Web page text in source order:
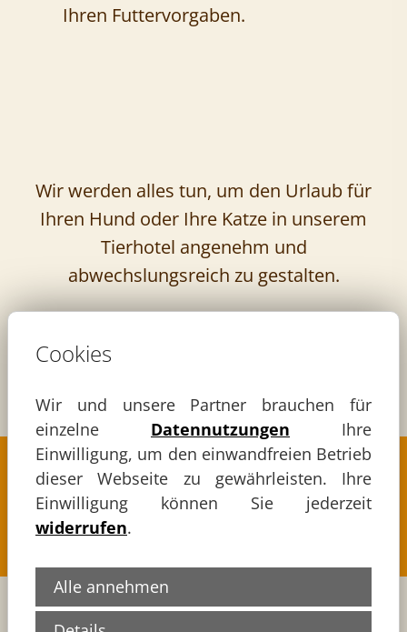
Ihren Futtervorgaben.
Wir werden alles tun, um den Urlaub für
Ihren Hund oder Ihre Katze in unserem
Tierhotel angenehm und
abwechslungsreich zu gestalten.
Unsere Öffnungszeiten
Cookies
Wir und unsere Partner brauchen für
einzelne Datennutzungen Ihre
Einwilligung, um den einwandfreien Betrieb
dieser Webseite zu gewährleisten. Ihre
Einwilligung können Sie jederzeit
widerrufen.
Alle annehmen